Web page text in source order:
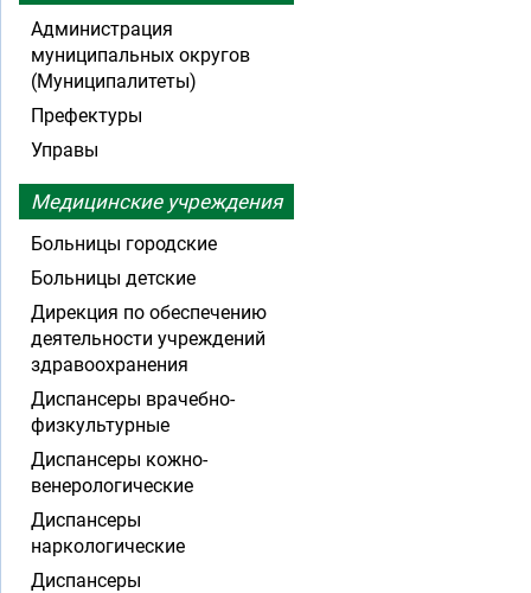
Администрация
муниципальных округов
(Муниципалитеты)
Префектуры
Управы
Медицинские учреждения
Больницы городские
Больницы детские
Дирекция по обеспечению
деятельности учреждений
здравоохранения
Диспансеры врачебно-
физкультурные
Диспансеры кожно-
венерологические
Диспансеры
наркологические
Диспансеры